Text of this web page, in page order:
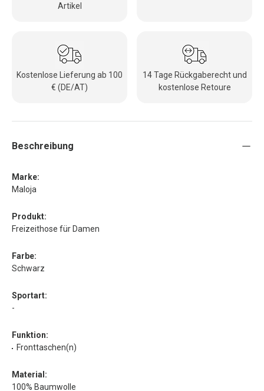
Artikel
Kostenlose Lieferung ab 100
€ (DE/AT)
14 Tage Rückgaberecht und
kostenlose Retoure
Beschreibung
Marke:
Maloja
Produkt:
Freizeithose für Damen
Farbe:
Schwarz
Sportart:
-
Funktion:
Fronttaschen(n)
Material:
100% Baumwolle